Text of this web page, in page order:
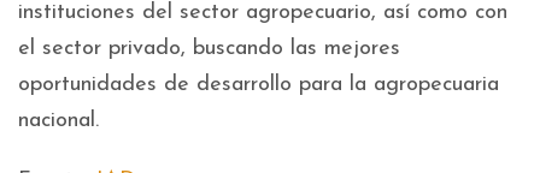
instituciones del sector agropecuario, así como con
el sector privado, buscando las mejores
oportunidades de desarrollo para la agropecuaria
nacional.